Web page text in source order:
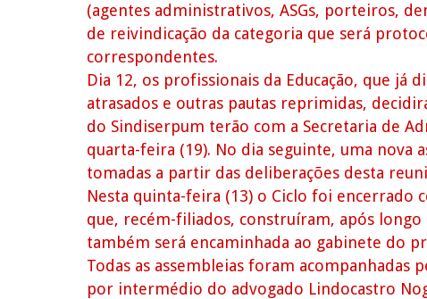
(agentes administrativos, ASGs, porteiros,
de reivindicação da categoria que será
correspondentes.
Dia 12, os profissionais da Educação, que já
atrasados e outras pautas reprimidas,
do Sindiserpum terão com a Secretaria de
quarta-feira (19). No dia seguinte, uma nova
tomadas a partir das deliberações desta
Nesta quinta-feira (13) o Ciclo foi encerrado
que, recém-filiados, construíram, após longo
também será encaminhada ao gabinete do
Todas as assembleias foram
por intermédio do advogado Lindocastro